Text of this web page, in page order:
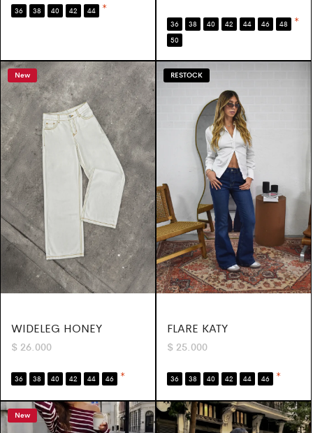
36 38 40 42 44 *
36 38 40 42 44 46
48
50
*
New
WIDELEG HONEY
$ 26.000
36 38 40 42 44 46 *
RESTOCK
FLARE KATY
$ 25.000
36 38 40 42 44 46 *
New